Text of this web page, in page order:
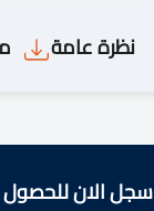
نظرة عامة
سجل الان للحصول